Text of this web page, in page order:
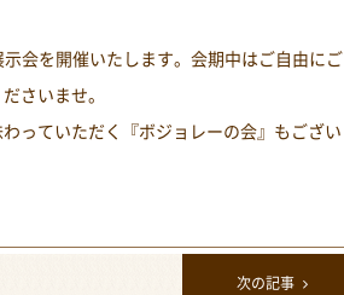
会を開催いたします。会期中はご自由にご
さいませ。
っていただく『ボジョレーの会』もござい
次の記事